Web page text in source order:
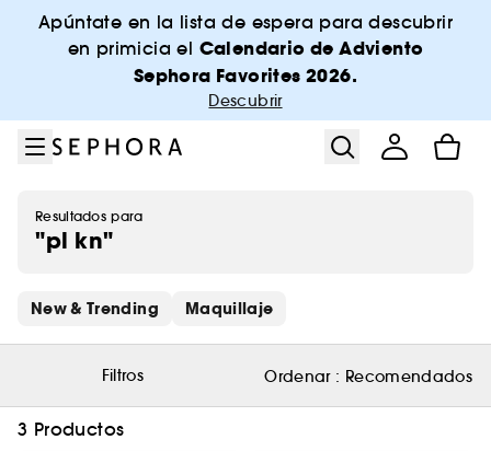
Ir al menú
Ir al contenido principal
Ir al pie de página
Apúntate en la lista de espera para descubrir
en primicia el Calendario de Adviento
Sephora Favorites 2026.
Descubrir
Resultados para
"pl kn"
Saltar los enlaces rápidos
New & Trending Maquillaje
Filtros Ordenar : Recomendados
3 Productos